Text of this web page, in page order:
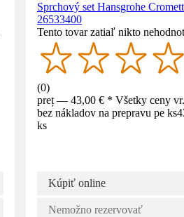
Sprchový set Hansgrohe
26533400
Tento tovar zatiaľ nikto
(0)
preț — 43,00 € * Všetky ceny
bez nákladov na prepravu pe ks
ks
Kúpiť online
Nemožno rezervovať